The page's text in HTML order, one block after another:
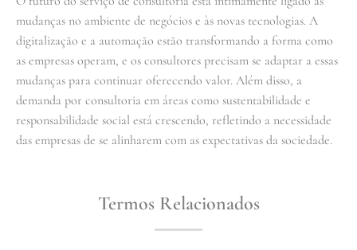
mudanças no ambiente de negócios e às novas tecnologias. A
digitalização e a automação estão transformando a forma como
as empresas operam, e os consultores precisam se adaptar a essas
mudanças para continuar oferecendo valor. Além disso, a
demanda por consultoria em áreas como sustentabilidade e
responsabilidade social está crescendo, refletindo a necessidade
das empresas de se alinharem com as expectativas da sociedade.
Termos Relacionados